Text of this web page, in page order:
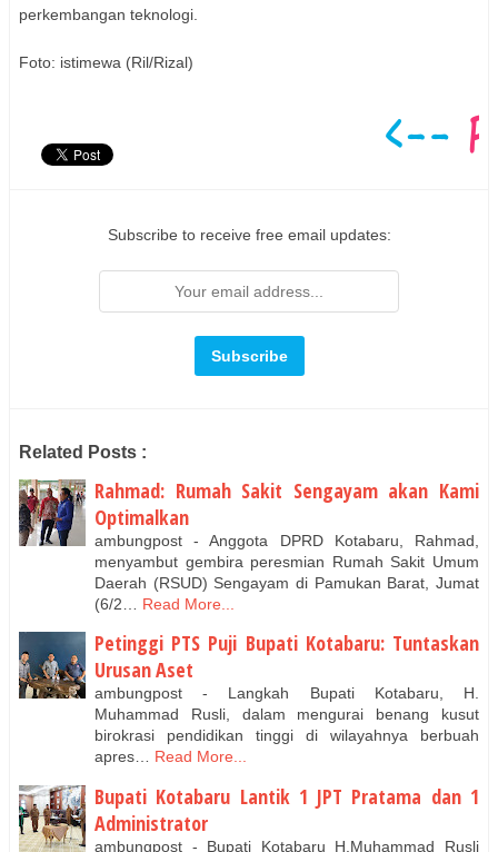
perkembangan teknologi.
Foto: istimewa (Ril/Rizal)
Subscribe to receive free email updates:
Related Posts :
Rahmad: Rumah Sakit Sengayam akan Kami
Optimalkan
ambungpost - Anggota DPRD Kotabaru, Rahmad,
menyambut gembira peresmian Rumah Sakit Umum
Daerah (RSUD) Sengayam di Pamukan Barat, Jumat
(6/2…
Read More...
Petinggi PTS Puji Bupati Kotabaru: Tuntaskan
Urusan Aset
ambungpost - Langkah Bupati Kotabaru, H.
Muhammad Rusli, dalam mengurai benang kusut
birokrasi pendidikan tinggi di wilayahnya berbuah
apres… Read More...
Bupati Kotabaru Lantik 1 JPT Pratama dan 1
Administrator
ambungpost - Bupati Kotabaru H.Muhammad Rusli